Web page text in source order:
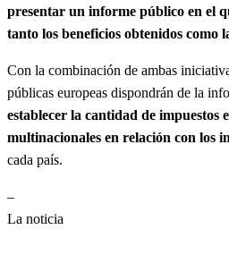
presentar un informe público en el
tanto los beneficios obtenidos como
Con la combinación de ambas
públicas europeas dispondrán de la
establecer la cantidad de impuestos
multinacionales en relación con los
cada país.
–
La noticia